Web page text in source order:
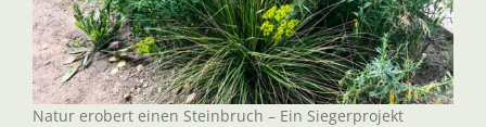
Natur erobert einen Steinbruch – Ein Siegerprojekt